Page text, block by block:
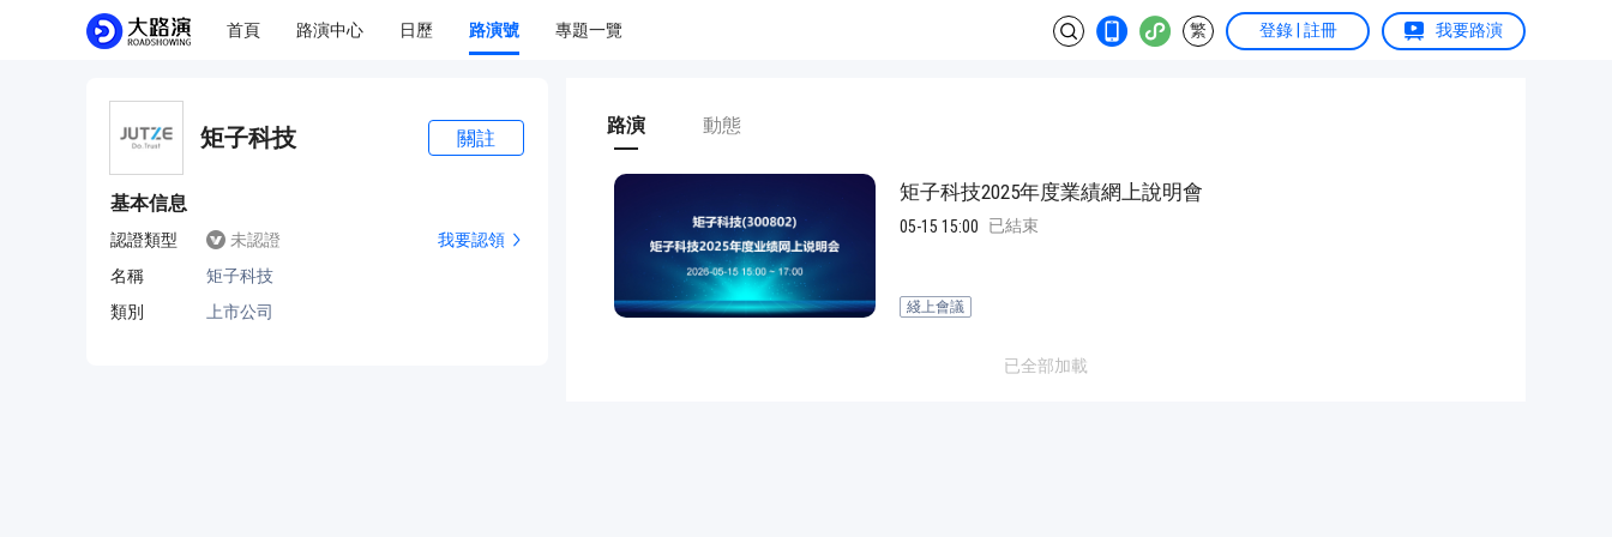
首頁 路演中心 日歷 路演號 專題一覽 繁 登錄 | 註冊 我要路演
矩子科技 關註
基本信息
認證類型 未認證
我要認領
名稱
矩子科技
類別
上市公司
路演 動態
矩子科技2025年度業績網上說明會
05-15 15:00 已結束
綫上會議
已全部加載